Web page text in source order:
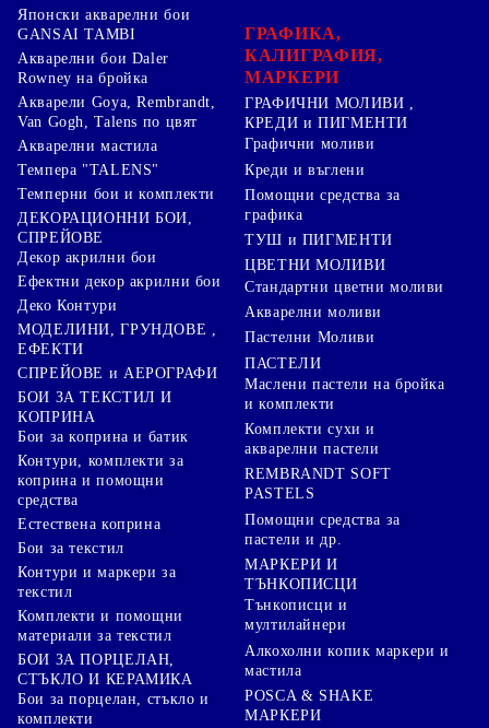
Японски акварелни бои
GANSAI TAMBI
Акварелни бои Daler
Rowney на бройка
Акварели Goya, Rembrandt,
Van Gogh, Talens по цвят
Акварелни мастила
Темпера "TALENS"
Темперни бои и комплекти
ДЕКОРАЦИОННИ БОИ,
СПРЕЙОВЕ
Декор акрилни бои
Ефектни декор акрилни бои
Деко Контури
МОДЕЛИНИ, ГРУНДОВЕ ,
ЕФЕКТИ
СПРЕЙОВЕ и АЕРОГРАФИ
БОИ ЗА ТЕКСТИЛ И
КОПРИНА
Бои за коприна и батик
Контури, комплекти за
коприна и помощни
средства
Естествена коприна
Бои за текстил
Контури и маркери за
текстил
Комплекти и помощни
материали за текстил
БОИ ЗА ПОРЦЕЛАН,
СТЪКЛО И КЕРАМИКА
Бои за порцелан, стъкло и
комплекти
ГРАФИКА,
КАЛИГРАФИЯ,
МАРКЕРИ
ГРАФИЧНИ МОЛИВИ ,
КРЕДИ и ПИГМЕНТИ
Графични моливи
Креди и въглени
Помощни средства за
графика
ТУШ и ПИГМЕНТИ
ЦВЕТНИ МОЛИВИ
Стандартни цветни моливи
Акварелни моливи
Пастелни Моливи
ПАСТЕЛИ
Маслени пастели на бройка
и комплекти
Комплекти сухи и
акварелни пастели
REMBRANDT SOFT
PASTELS
Помощни средства за
пастели и др.
МАРКЕРИ И
ТЪНКОПИСЦИ
Тънкописци и
мултилайнери
Алкохолни копик маркери и
мастила
POSCA & SHAKE
МАРКЕРИ